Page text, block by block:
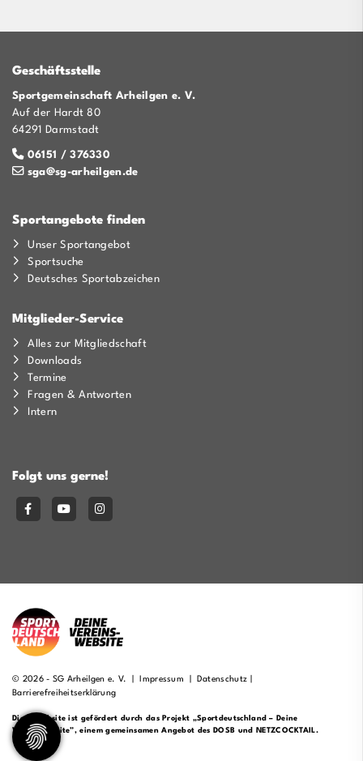
Geschäftsstelle
Sportgemeinschaft Arheilgen e. V.
Auf der Hardt 80
64291 Darmstadt
06151 / 376330
sga@sg-arheilgen.de
Sportangebote finden
Unser Sportangebot
Sportsuche
Deutsches Sportabzeichen
Mitglieder-Service
Alles zur Mitgliedschaft
Downloads
Termine
Fragen & Antworten
Intern
Folgt uns gerne!
© 2026 - SG Arheilgen e. V. |Impressum Datenschutz
Barrierefreiheitserklärung
Diese Website ist gefördert durch das Projekt „Sportdeutschland – Deine
Vereinswebsite”, einem gemeinsamen Angebot des DOSB und NETZCOCKTAIL.